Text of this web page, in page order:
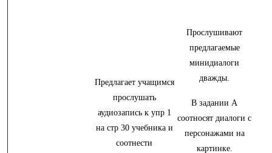
Предлагает учащимся
прослушать
аудиозапись к упр 1
на стр 30 учебника и
соотнести
Прослушивают
предлагаемые
минидиалоги
дважды.
В задании А
соотносят диалоги с
персонажами на
картинке.